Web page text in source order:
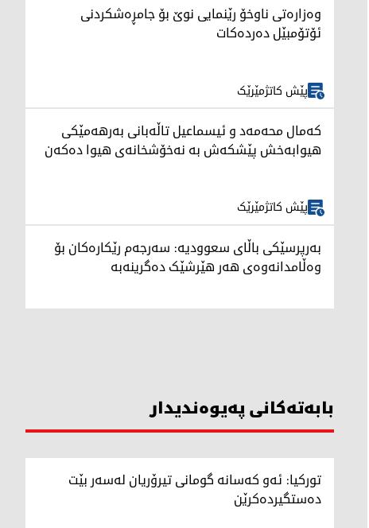
وەزارەتی ناوخۆ رێنمایی نوێ بۆ جامڕەشکردنی
ئۆتۆمبێل دەردەکات
پێش کاتژمێرێک
کەمال محەمەد و ئیسماعیل تاڵەبانی بەرهەمێکی
هیوابەخش پێشکەش بە نەخۆشخانەی هیوا دەکەن
پێش کاتژمێرێک
بەرپرسێکی باڵای سعوودیە: سەرجەم رێکارەکان بۆ
وەڵامدانەوەی هەر هێرشێک دەگرینەبە
بابەتەکانی پەیوەندیدار
تورکیا: ئەو کەسانە گومانی تیرۆریان لەسەر بێت
دەستگیردەکرێن